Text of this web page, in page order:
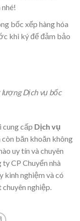
bốc xếp hàng hóa
khi ký để đảm bảo
Dịch vụ bốc
cung cấp Dịch vụ
còn băn khoăn không
uy tín và chuyên
CP Chuyển nhà
kinh nghiệm và có
nghiệp.